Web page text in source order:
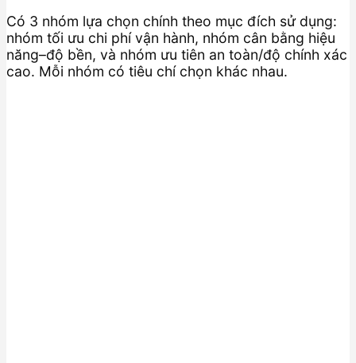
Có 3 nhóm lựa chọn chính theo mục đích sử dụng:
nhóm tối ưu chi phí vận hành, nhóm cân bằng hiệu
năng–độ bền, và nhóm ưu tiên an toàn/độ chính xác
cao. Mỗi nhóm có tiêu chí chọn khác nhau.